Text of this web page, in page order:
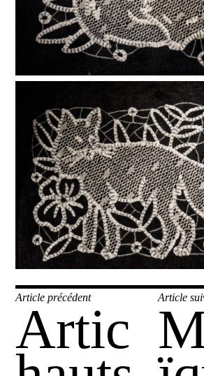
Navigation
de
l’article
Article précédent
Publication
précédente :
Artic
Article
suivante :